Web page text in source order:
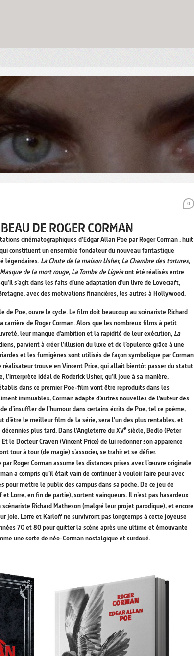
0
DE ROGER CORMAN
cinématographiques d’Edgar Allan Poe par Roger Corman : huit
constituent un ensemble fondateur du nouveau fantastique
légendaires. La Chute de la maison Usher, La Chambre des tortures,
de la mort rouge, La Tombe de Ligeiaont été réalisés entre
s’agit dans les faits d’une adaptation d’un livre de Lovecraft,
avec des motivations financières, les autres à Hollywood.
de Poe, ouvre le cycle. Le film doit beaucoup au scénariste Richard
de Roger Corman. Alors que les nombreux films à petit
leur manque d’ambition et la rapidité de leur exécution, La
parvient à créer l’illusion du luxe et de l’opulence grâce à une
et les fumigènes sont utilisés de façon symbolique par Corman
trouve en Vincent Price, qui allait bientôt passer du statut
idéal de Roderick Usher, qu’il joue à sa manière,
dans ce premier Poe-film vont être reproduits dans les
immuables, Corman adapte d’autres nouvelles de l’auteur des
d’insuffler de l’humour dans certains écrits de Poe, tel ce poème,
d’être le meilleur film de la série, sera l’un des plus rentables, et
plus tard. Dans l’Angleterre du XVe siècle, Bedlo (Peter
le Docteur Craven (Vincent Price) de lui redonner son apparence
tour à tour (de magie) s’associer, se trahir et se défier.
Roger Corman assume les distances prises avec l’œuvre originale
a compris qu’il était vain de continuer à vouloir faire peur avec
mettre le public des campus dans sa poche. De ce jeu de
Lorre, en fin de partie), sortent vainqueurs. Il n’est pas hasardeux
Richard Matheson (malgré leur projet parodique), et encore
joie. Lorre et Karloff ne survivront pas longtemps à cette joyeuse
70 et 80 pour quitter la scène après une ultime et émouvante
une sorte de néo-Corman nostalgique et surdoué.